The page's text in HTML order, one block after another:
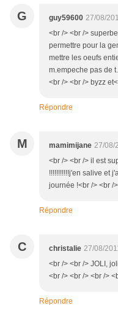
G guy59600 27/08/
<br /> <br />
permettre pour la
mettre les oeufs
m.empeche pas de
<br /> <br /> byzz
Répondre
M mamimijane 27/08/
<br /> <br /> il est
!!!!!!!!!!!j'en salive et
journée !<br /> <br /
Répondre
C christalie 27/08/
<br /> <br /> JOLI,
<br /> <br /> <br />
Répondre